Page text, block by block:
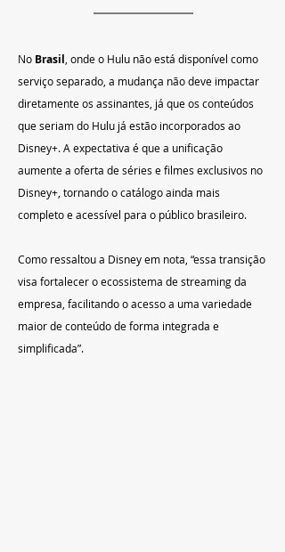
No Brasil , onde o Hulu não está disponível como
serviço separado, a mudança não deve impactar
diretamente os assinantes, já que os conteúdos
que seriam do Hulu já estão incorporados ao
Disney+. A expectativa é que a unificação
aumente a oferta de séries e filmes exclusivos no
Disney+, tornando o catálogo ainda mais
completo e acessível para o público brasileiro.
Como ressaltou a Disney em nota, “essa transição
visa fortalecer o ecossistema de streaming da
empresa, facilitando o acesso a uma variedade
maior de conteúdo de forma integrada e
simplificada”.